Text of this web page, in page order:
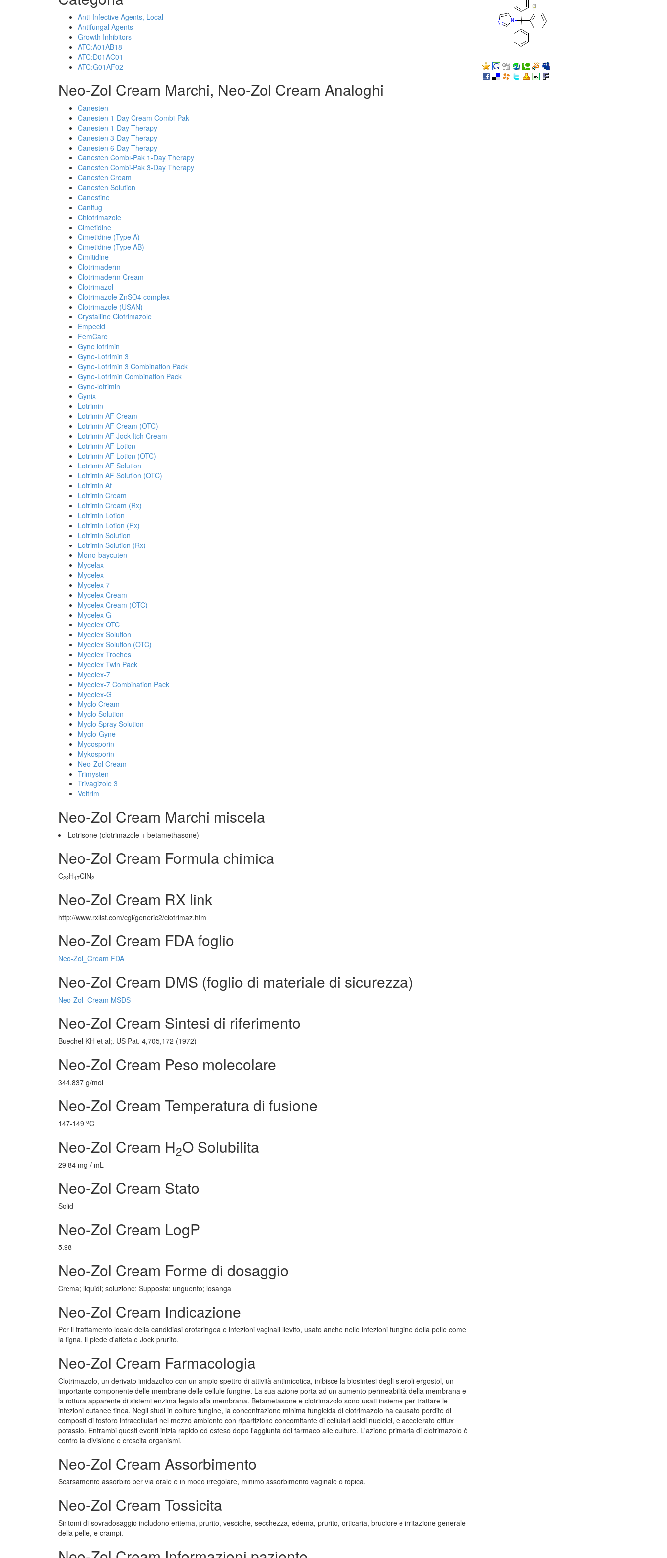
Anti-Infective Agents, Local
Antifungal Agents
Growth Inhibitors
ATC:A01AB18
ATC:D01AC01
ATC:G01AF02
Neo-Zol Cream Marchi, Neo-Zol Cream Analoghi
Canesten
Canesten 1-Day Cream Combi-Pak
Canesten 1-Day Therapy
Canesten 3-Day Therapy
Canesten 6-Day Therapy
Canesten Combi-Pak 1-Day Therapy
Canesten Combi-Pak 3-Day Therapy
Canesten Cream
Canesten Solution
Canestine
Canifug
Chlotrimazole
Cimetidine
Cimetidine (Type A)
Cimetidine (Type AB)
Cimitidine
Clotrimaderm
Clotrimaderm Cream
Clotrimazol
Clotrimazole ZnSO4 complex
Clotrimazole (USAN)
Crystalline Clotrimazole
Empecid
FemCare
Gyne lotrimin
Gyne-Lotrimin 3
Gyne-Lotrimin 3 Combination Pack
Gyne-Lotrimin Combination Pack
Gyne-lotrimin
Gynix
Lotrimin
Lotrimin AF Cream
Lotrimin AF Cream (OTC)
Lotrimin AF Jock-Itch Cream
Lotrimin AF Lotion
Lotrimin AF Lotion (OTC)
Lotrimin AF Solution
Lotrimin AF Solution (OTC)
Lotrimin Af
Lotrimin Cream
Lotrimin Cream (Rx)
Lotrimin Lotion
Lotrimin Lotion (Rx)
Lotrimin Solution
Lotrimin Solution (Rx)
Mono-baycuten
Mycelax
Mycelex
Mycelex 7
Mycelex Cream
Mycelex Cream (OTC)
Mycelex G
Mycelex OTC
Mycelex Solution
Mycelex Solution (OTC)
Mycelex Troches
Mycelex Twin Pack
Mycelex-7
Mycelex-7 Combination Pack
Mycelex-G
Myclo Cream
Myclo Solution
Myclo Spray Solution
Myclo-Gyne
Mycosporin
Mykosporin
Neo-Zol Cream
Trimysten
Trivagizole 3
Veltrim
Neo-Zol Cream Marchi miscela
Lotrisone (clotrimazole + betamethasone)
Neo-Zol Cream Formula chimica
C22H17ClN2
Neo-Zol Cream RX link
http://www.rxlist.com/cgi/generic2/clotrimaz.htm
Neo-Zol Cream FDA foglio
Neo-Zol_Cream FDA
Neo-Zol Cream DMS (foglio di materiale di sicurezza)
Neo-Zol_Cream MSDS
Neo-Zol Cream Sintesi di riferimento
Buechel KH et al;. US Pat. 4,705,172 (1972)
Neo-Zol Cream Peso molecolare
344.837 g/mol
Neo-Zol Cream Temperatura di fusione
147-149 oC
Neo-Zol Cream H2O Solubilita
29,84 mg / mL
Neo-Zol Cream Stato
Solid
Neo-Zol Cream LogP
5.98
Neo-Zol Cream Forme di dosaggio
Crema; liquidi; soluzione; Supposta; unguento; losanga
Neo-Zol Cream Indicazione
Per il trattamento locale della candidiasi orofaringea e infezioni vaginali lievito, usato anche nelle infezioni fungine della pelle come
la tigna, il piede d'atleta e Jock prurito.
Neo-Zol Cream Farmacologia
Clotrimazolo, un derivato imidazolico con un ampio spettro di attività antimicotica, inibisce la biosintesi degli steroli ergostol, un
importante componente delle membrane delle cellule fungine. La sua azione porta ad un aumento permeabilità della membrana e
la rottura apparente di sistemi enzima legato alla membrana. Betametasone e clotrimazolo sono usati insieme per trattare le
infezioni cutanee tinea. Negli studi in colture fungine, la concentrazione minima fungicida di clotrimazolo ha causato perdite di
composti di fosforo intracellulari nel mezzo ambiente con ripartizione concomitante di cellulari acidi nucleici, e accelerato etflux
potassio. Entrambi questi eventi inizia rapido ed esteso dopo l'aggiunta del farmaco alle culture. L'azione primaria di clotrimazolo è
contro la divisione e crescita organismi.
Neo-Zol Cream Assorbimento
Scarsamente assorbito per via orale e in modo irregolare, minimo assorbimento vaginale o topica.
Neo-Zol Cream Tossicita
Sintomi di sovradosaggio includono eritema, prurito, vesciche, secchezza, edema, prurito, orticaria, bruciore e irritazione generale
della pelle, e crampi.